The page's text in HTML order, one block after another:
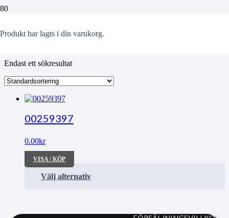
Produkt har lagts i din varukorg.
Henriette
Endast ett sökresultat
00259397
0.00kr
VISA / KÖP
Välj alternativ